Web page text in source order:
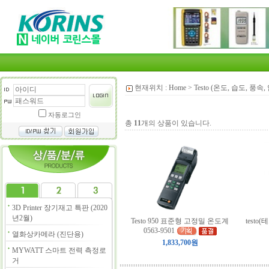
자동로그인
3D Printer 장기재고 특판 (2020
년2월)
열화상카메라 (진단용)
MYWATT 스마트 전력 측정로
거
현재위치 : Home > Testo (온도, 습도, 풍속
총 11개의 상품이 있습니다.
Testo 950 표준형 고정밀 온도계
0563-9501
1,833,700원
testo(